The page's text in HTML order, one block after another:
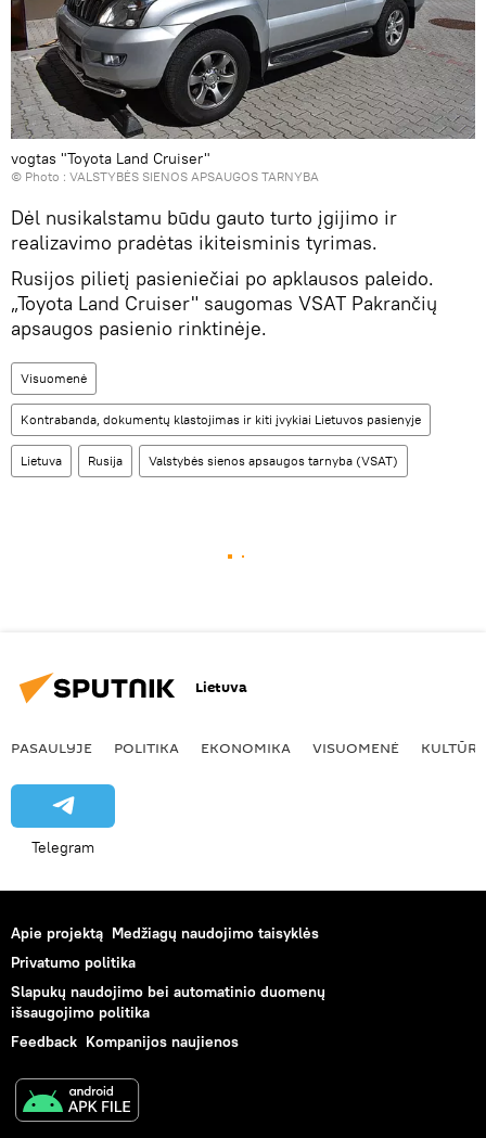
vogtas "Toyota Land Cruiser"
© Photo : VALSTYBĖS SIENOS APSAUGOS TARNYBA
Dėl nusikalstamu būdu gauto turto įgijimo ir
realizavimo pradėtas ikiteisminis tyrimas.
Rusijos pilietį pasieniečiai po apklausos paleido.
„Toyota Land Cruiser" saugomas VSAT Pakrančių
apsaugos pasienio rinktinėje.
Visuomenė
Kontrabanda, dokumentų klastojimas ir kiti įvykiai Lietuvos pasienyje
Lietuva Rusija Valstybės sienos apsaugos tarnyba (VSAT)
Lietuva
PASAULYJE POLITIKA EKONOMIKA VISUOMENĖ KULTŪRA
Telegram
Apie projektą Medžiagų naudojimo taisyklės
Privatumo politika
Slapukų naudojimo bei automatinio duomenų
išsaugojimo politika
Feedback Kompanijos naujienos